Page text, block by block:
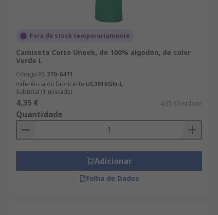
Fora de stock temporariamente
Camiseta Corto Uneek, de 100% algodón, de color
Verde L
Código RS 270-6471
Referência do fabricante UC301BGN-L
Subtotal (1 unidade)
4,35 € 4,35 €/unidade
Quantidade
Adicionar
Folha de Dados